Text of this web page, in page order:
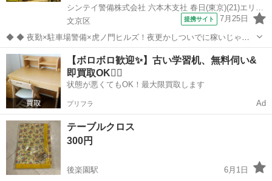
文京区
提携サイト 7月25日
◆ ◆ 夜勤×駐車場警備×虎ノ門ヒルズ！夜更かしついでに稼いじゃお
う☆ 虎ノ門ヒルズステーションタワーの駐車場で 誘導・案内などのシ
ンプル業務をお任せ！ 夜勤ならではの高日給だから 少ない勤務日数で
も効率的に稼げます！ ...
東京 文京区 警備員
【ボロボロ歓迎✨】古い学習机、無料伺い&
即買取OK🙆‍♀️
状態が悪くてもOK！最大限買取します
プリフラ Ad
テーブルクロス
300円
後楽園駅
6月1日